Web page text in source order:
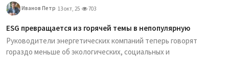
Иванов Петр 13 окт, 25 703
ESG превращается из горячей темы в непопулярную
Руководители энергетических компаний теперь говорят
гораздо меньше об экологических, социальных и